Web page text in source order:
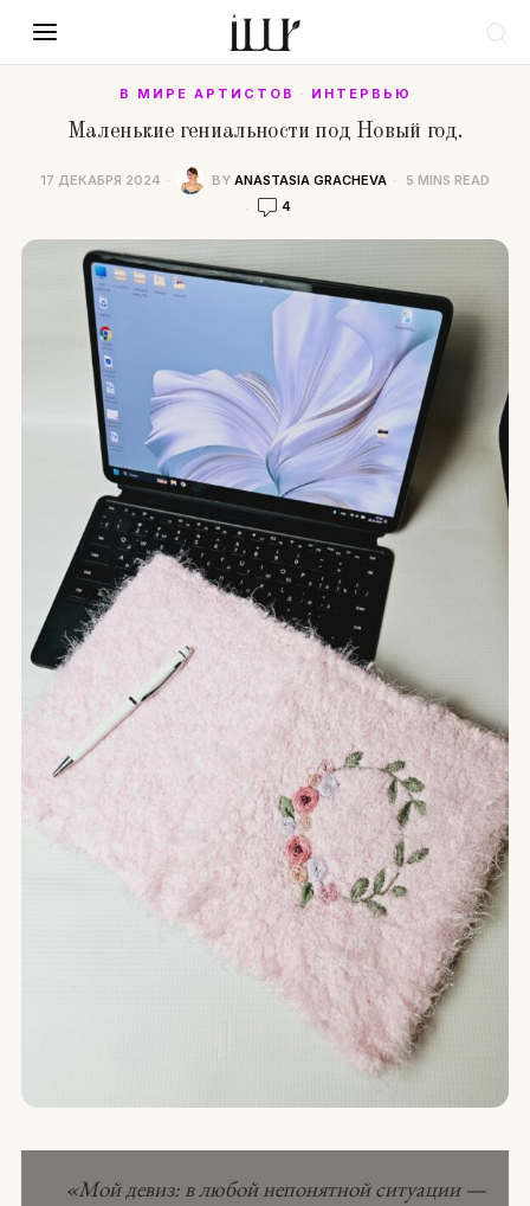
В МИРЕ АРТИСТОВ · ИНТЕРВЬЮ
Маленькие гениальности под Новый год.
17 ДЕКАБРЯ 2024 BY ANASTASIA GRACHEVA
5 MINS READ
4
«Мой девиз: в любой непонятной ситуации —